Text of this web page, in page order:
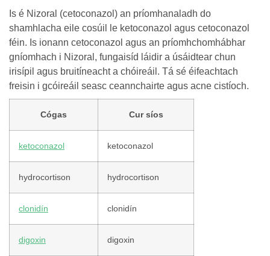
Is é Nizoral (cetoconazol) an príomhanaladh do
shamhlacha eile cosúil le ketoconazol agus cetoconazol
féin. Is ionann cetoconazol agus an príomhchomhábhar
gníomhach i Nizoral, fungaisíd láidir a úsáidtear chun
irisípil agus bruitíneacht a chóireáil. Tá sé éifeachtach
freisin i gcóireáil seasc ceannchairte agus acne cistíoch.
Cógas Cur síos
ketoconazol ketoconazol
hydrocortison hydrocortison
clonidín clonidín
digoxin digoxin